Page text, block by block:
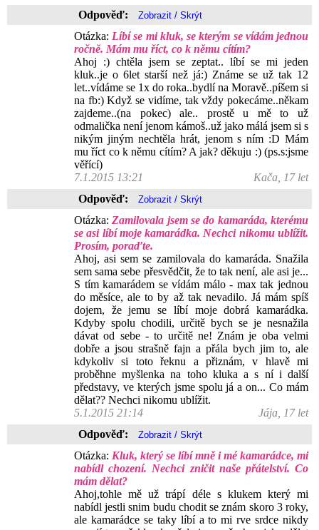
Odpověď:
Otázka: Líbí se mi kluk, se kterým se vídám jednou
ročně. Mám mu říct, co k němu cítím?
Ahoj :) chtěla jsem se zeptat.. líbí se mi jeden
kluk..je o 6let starší než já:) Známe se už tak 12
let..vídáme se 1x do roka..bydlí na Moravě..píšem si
na fb:) Když se vidíme, tak vždy pokecáme..někam
zajdeme..(na pokec) ale.. prostě u mě to už
odmalička není jenom kámoš..už jako málá jsem si s
nikým jiným nechtěla hrát, jenom s ním :D Mám
mu říct co k němu cítím? A jak? děkuju :) (ps.s:jsme
věřící)
7.1.2015 13:21
Kača, 17 let
Odpověď:
Otázka:Zamilovala jsem se do kamaráda, kterému
se asi líbí moje kamarádka. Nechci nikomu ublížit.
Prosím, poraďte.
Ahoj, asi sem se zamilovala do kamaráda. Snažila
sem sama sebe přesvědčit, že to tak není, ale asi je...
S tím kamarádem se vídám málo - max tak jednou
do měsíce, ale to by až tak nevadilo. Já mám spíš
dojem, že jemu se líbí moje dobrá kamarádka.
Kdyby spolu chodili, určitě bych se je nesnažila
dávat od sebe - to určitě ne! Znám je oba velmi
dobře a jsou strašně fajn a přála bych jim to, ale
kdykoliv si toto řeknu a přiznám, v hlavě mi
proběhne myšlenka na toho kluka a s ní i další
představy, ve kterých jsme spolu já a on... Co mám
dělat?? Nechci nikomu ublížit.
5.1.2015 21:14
Jája, 17 let
Odpověď:
Otázka: Kluk, který se líbí mně i mé kamarádce, mi
nabídl chození. Nechci zničit naše přátelství. Co
mám dělat?
Ahoj,tohle mě už trápí déle s klukem který mi
nabídl jestli snim budu chodit se znám skoro 3 roky,
ale kamarádce se taky líbí a to mi rve srdce nikdy